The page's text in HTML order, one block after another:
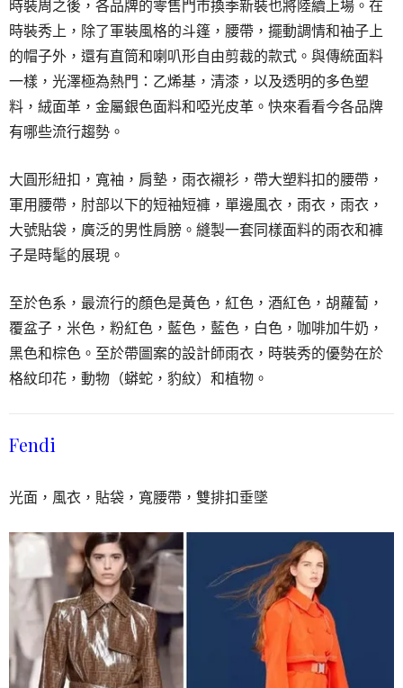
時裝周之後，各品牌的零售門市換季新裝也將陸續上場。在
時裝秀上，除了軍裝風格的斗篷，腰帶，擺動調情和袖子上
的帽子外，還有直筒和喇叭形自由剪裁的款式。與傳統面料
一樣，光澤極為熱門：乙烯基，清漆，以及透明的多色塑
料，絨面革，金屬銀色面料和啞光皮革。快來看看今各品牌
有哪些流行趨勢。
大圓形紐扣，寬袖，肩墊，雨衣襯衫，帶大塑料扣的腰帶，
軍用腰帶，肘部以下的短袖短褲，單邊風衣，雨衣，雨衣，
大號貼袋，廣泛的男性肩膀。縫製一套同樣面料的雨衣和褲
子是時髦的展現。
至於色系，最流行的顏色是黃色，紅色，酒紅色，胡蘿蔔，
覆盆子，米色，粉紅色，藍色，藍色，白色，咖啡加牛奶，
黑色和棕色。至於帶圖案的設計師雨衣，時裝秀的優勢在於
格紋印花，動物（蟒蛇，豹紋）和植物。
Fendi
光面，風衣，貼袋，寬腰帶，雙排扣垂墜